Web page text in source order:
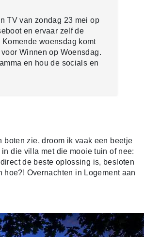
TV van zondag 23 mei op
en ervaar zelf de
woensdag komt
Winnen op Woensdag.
en hou de socials en
zie, droom ik vaak een beetje
die villa met die mooie tuin of nee:
de beste oplossing is, besloten
Overnachten in Logement aan